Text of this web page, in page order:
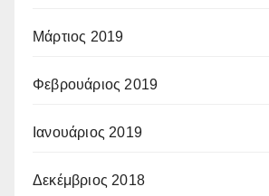
Μάρτιος 2019
Φεβρουάριος 2019
Ιανουάριος 2019
Δεκέμβριος 2018